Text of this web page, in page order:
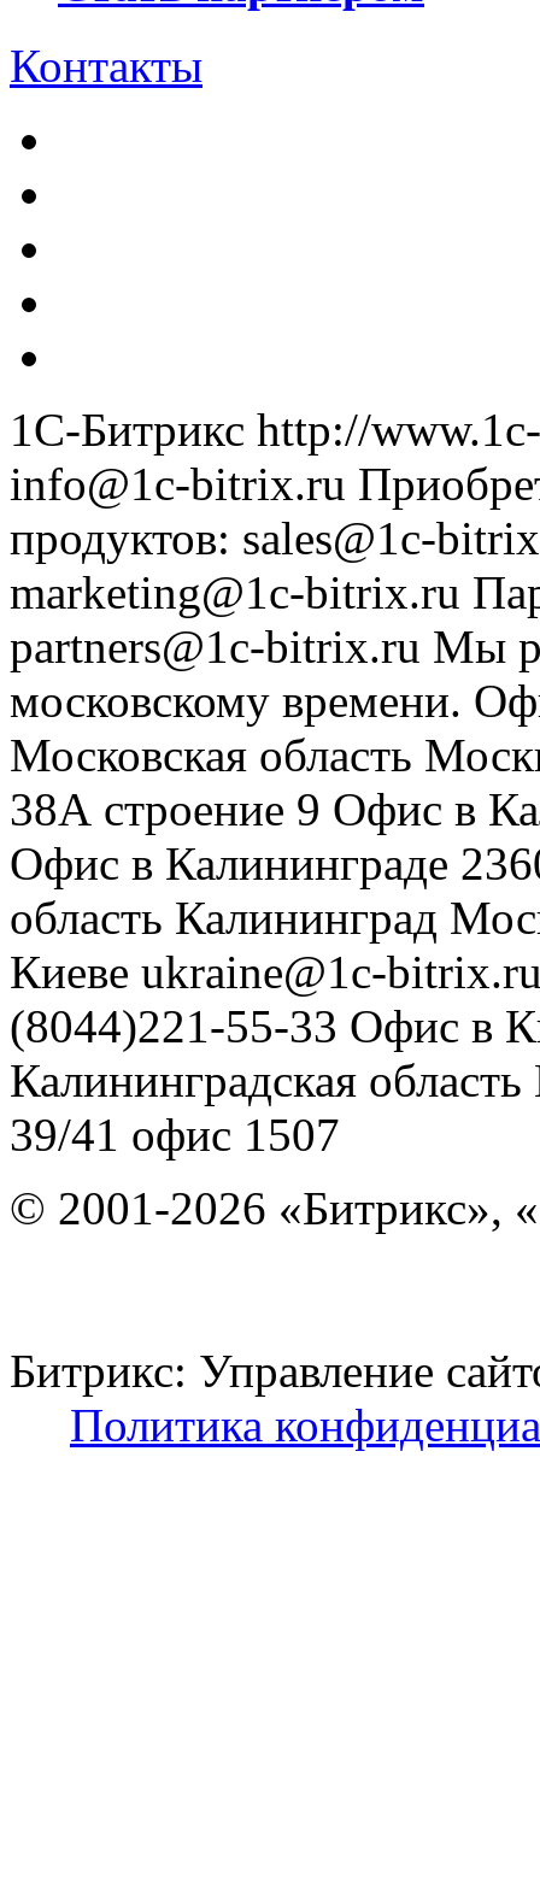
Контакты
1С-Битрикс http://
info@1c-bitrix.ru
продуктов: sales@1c-
marketing@1c-bitrix.ru
partners@1c-bitrix.ru Мы
московскому времени.
Московская область
38А строение 9 Офис в
Офис в Калининграде
область Калининград
Киеве ukraine@1c-
(8044)221-55-33 Офис в
Калининградская область
39/41 офис 1507
© 2001-2026 «Битрикс»,
Битрикс: Управление
Политика